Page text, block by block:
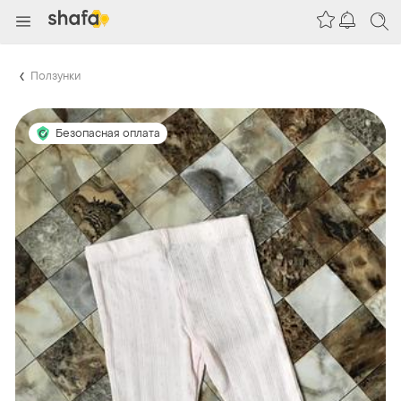
Ползунки
Безопасная оплата